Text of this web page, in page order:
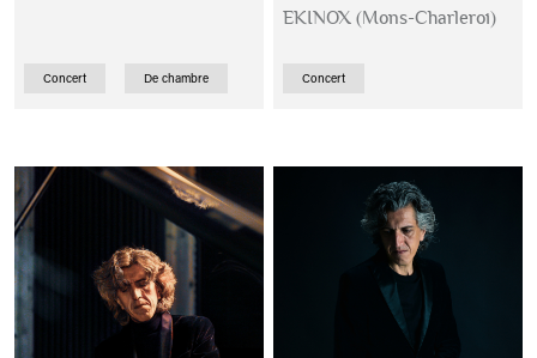
Concert De chambre
EKINOX (Mons-Charleroi)
Concert